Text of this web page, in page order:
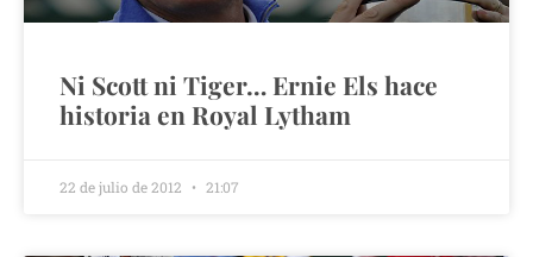
Ni Scott ni Tiger… Ernie Els hace
historia en Royal Lytham
22 de julio de 2012 21:07